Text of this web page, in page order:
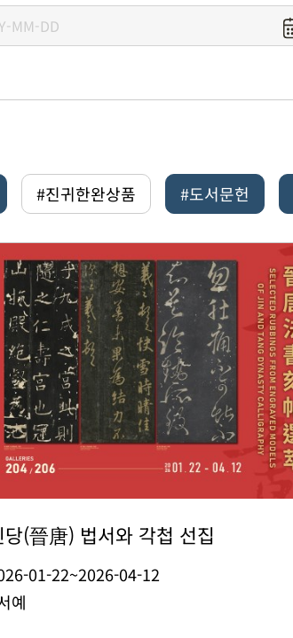
#진귀한완상품 #도서문헌
당(晉唐) 법서와 각첩 선집
01-22~2026-04-12
예